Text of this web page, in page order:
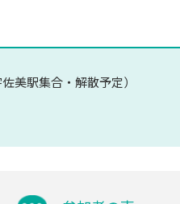
美駅集合・解散予定）